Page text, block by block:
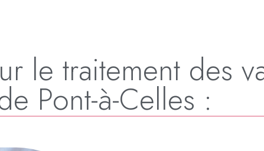
le traitement des
Pont-à-Celles :